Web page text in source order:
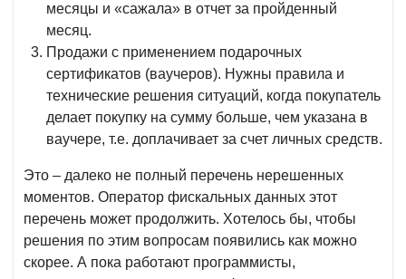
месяцы и «сажала» в отчет за пройденный
месяц.
Продажи с применением подарочных
сертификатов (ваучеров). Нужны правила и
технические решения ситуаций, когда покупатель
делает покупку на сумму больше, чем указана в
ваучере, т.е. доплачивает за счет личных средств.
Это – далеко не полный перечень нерешенных
моментов. Оператор фискальных данных этот
перечень может продолжить. Хотелось бы, чтобы
решения по этим вопросам появились как можно
скорее. А пока работают программисты,